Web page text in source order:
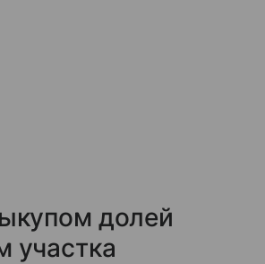
долей
участка